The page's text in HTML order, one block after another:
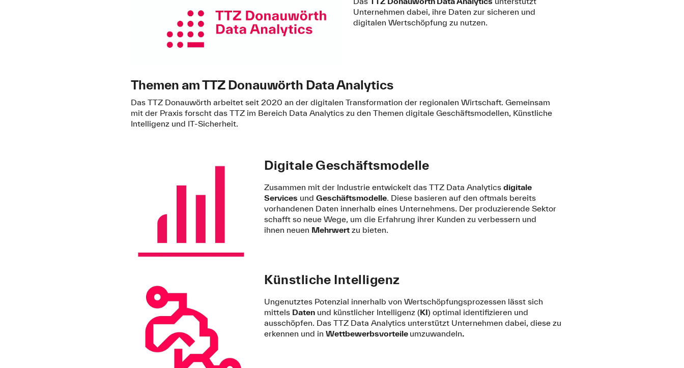
Unternehmen dabei, ihre Daten zur sicheren und
digitalen Wertschöpfung zu nutzen.
Themen am TTZ Donauwörth Data Analytics
Das TTZ Donauwörth arbeitet seit 2020 an der digitalen Transformation der regionalen Wirtschaft. Gemeinsam
mit der Praxis forscht das TTZ im Bereich Data Analytics zu den Themen digitale Geschäftsmodellen, Künstliche
Intelligenz und IT-Sicherheit.
Digitale Geschäftsmodelle
Zusammen mit der Industrie entwickelt das TTZ Data Analyticsdigitale
Services undGeschäftsmodelle. Diese basieren auf den oftmals bereits
vorhandenen Daten innerhalb eines Unternehmens. Der produzierende Sektor
schafft so neue Wege, um die Erfahrung ihrer Kunden zu verbessern und
ihnen neuen Mehrwert zu bieten.
Künstliche Intelligenz
Ungenutztes Potenzial innerhalb von Wertschöpfungsprozessen lässt sich
mittels Daten und künstlicher Intelligenz (KI) optimal identifizieren und
ausschöpfen. Das TTZ Data Analytics unterstützt Unternehmen dabei, diese zu
erkennen und inWettbewerbsvorteile umzuwandeln.